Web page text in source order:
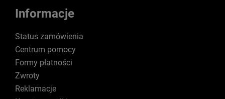
Informacje
Status zamówienia
Centrum pomocy
Formy płatności
Zwroty
Reklamacje